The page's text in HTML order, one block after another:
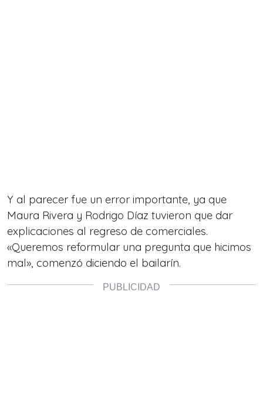
Y al parecer fue un error importante, ya que
Maura Rivera y Rodrigo Díaz tuvieron que dar
explicaciones al regreso de comerciales.
«Queremos reformular una pregunta que hicimos
mal», comenzó diciendo el bailarín.